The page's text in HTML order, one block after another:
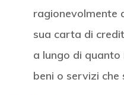
ragionevolmente
sua carta di
a lungo di
beni o servizi